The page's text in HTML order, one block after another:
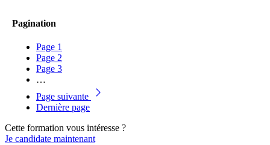
Pagination
Page 1
Page 2
Page 3
…
Page suivante
Dernière page
Cette formation vous intéresse ?
Je candidate maintenant